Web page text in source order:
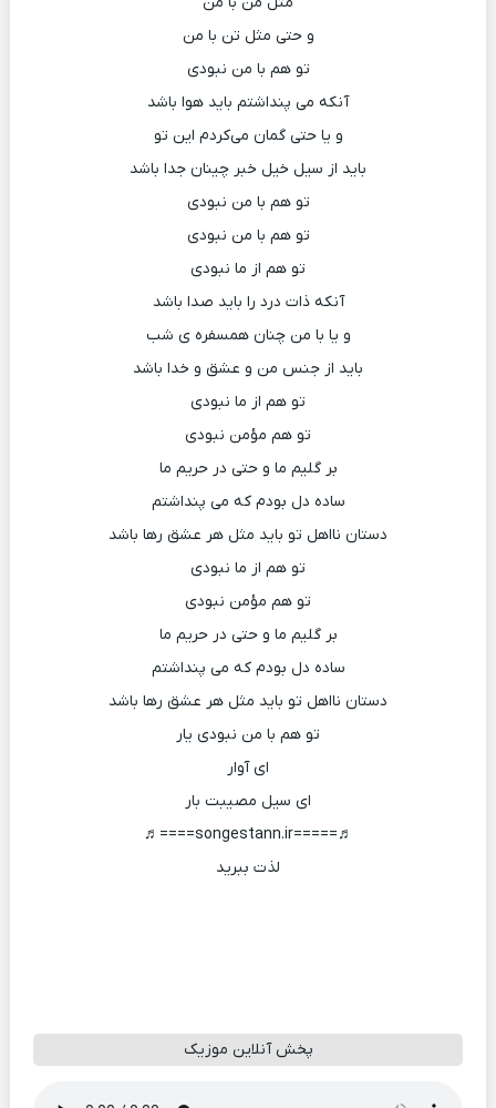
و حتی مثل تن‌ با من
تو هم با من نبودی
آنکه می پنداشتم باید هوا باشد
و یا حتی گمان می‌کردم این تو
باید از سیل خیل خبر چینان جدا باشد
تو هم با من نبودی
تو هم با من نبودی
تو هم از ما نبودی
آنکه ذات درد را باید صدا باشد
و یا با من چنان همسفره ی شب
باید از جنس من و عشق‌ و خدا باشد
تو هم از ما نبودی
تو هم مؤمن نبودی
بر گلیم ما و حتی در حریم ما
ساده دل‌ بودم که می پنداشتم
دستان نااهل تو باید مثل هر عشق رها باشد
تو هم از ما نبودی
تو هم مؤمن نبودی
بر گلیم ما و حتی در حریم ما
ساده دل‌ بودم که می پنداشتم
دستان نااهل تو باید مثل هر عشق رها باشد
تو هم با من نبودی یار
‌ای آوار
‌ای سیل مصیبت بار
♬=====songestann.ir====♬
لذت ببرید
پخش آنلاین موزیک